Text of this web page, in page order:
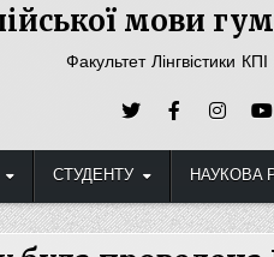
мови
Факультет Лінгвістики
СТУДЕНТУ НАУКОВА